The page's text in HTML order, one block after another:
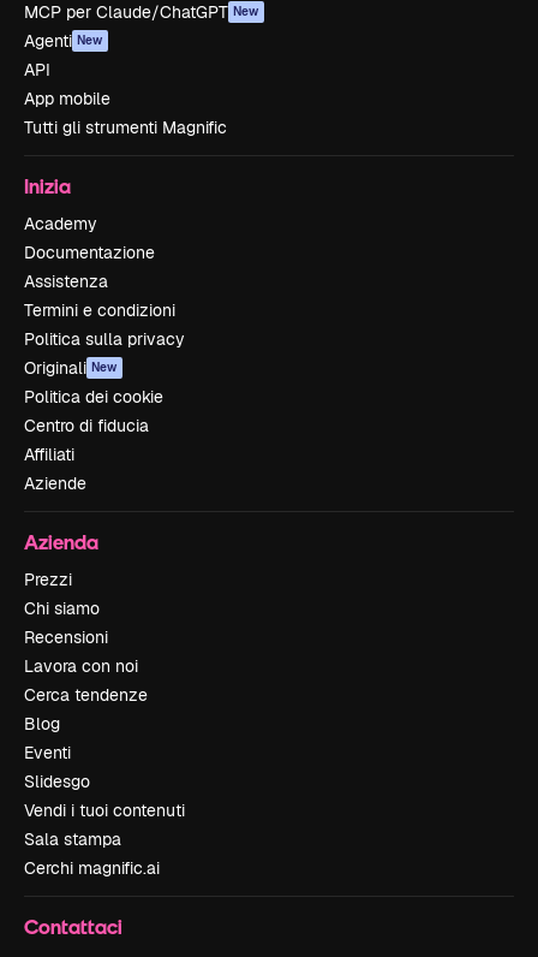
MCP per Claude/ChatGPT New
Agenti New
API
App mobile
Tutti gli strumenti Magnific
Inizia
Academy
Documentazione
Assistenza
Termini e condizioni
Politica sulla privacy
Originali New
Politica dei cookie
Centro di fiducia
Affiliati
Aziende
Azienda
Prezzi
Chi siamo
Recensioni
Lavora con noi
Cerca tendenze
Blog
Eventi
Slidesgo
Vendi i tuoi contenuti
Sala stampa
Cerchi magnific.ai
Contattaci